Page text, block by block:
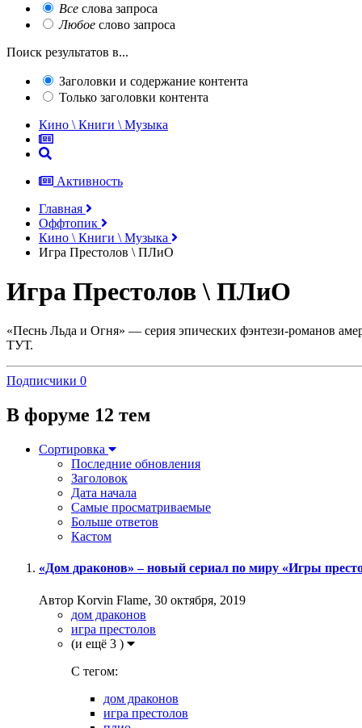
Все слова запроса
Любое слово запроса
Поиск результатов в...
Заголовки и содержание контента
Только заголовки контента
Кино \ Книги \ Музыка
Активность
Главная
Оффтопик
Кино \ Книги \ Музыка
Игра Престолов \ ПЛиО
Игра Престолов \ ПЛиО
«Песнь Льда и Огня» — серия эпических фэнтези-романов
ТУТ.
Подписчики 0
В форуме 12 тем
Сортировка
Последние обновления
Заголовок
Дата начала
Самые просматриваемые
Больше ответов
Кастом
«Дом драконов» – новый сериал по миру «Игры
Автор Korvin Flame, 30 октября, 2019
дом драконов
игра престолов
(и ещё 3 )
C тегом:
дом драконов
игра престолов